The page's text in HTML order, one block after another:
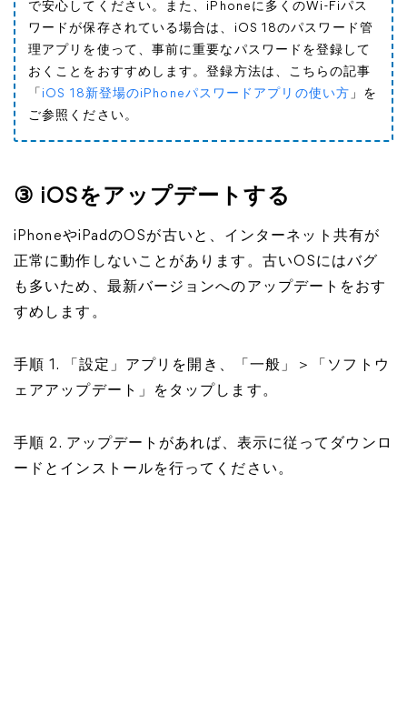
で安心してください。また、iPhoneに多くのWi-Fiパス
ワードが保存されている場合は、iOS 18のパスワード管
理アプリを使って、事前に重要なパスワードを登録して
おくことをおすすめします。登録方法は、こちらの記事
「 iOS 18新登場のiPhoneパスワードアプリの使い方」を
ご参照ください。
③ iOSをアップデートする
iPhoneやiPadのOSが古いと、インターネット共有が
正常に動作しないことがあります。古いOSにはバグ
も多いため、最新バージョンへのアップデートをおす
すめします。
手順 1. 「設定」アプリを開き、「一般」＞「ソフトウ
ェアアップデート」をタップします。
手順 2. アップデートがあれば、表示に従ってダウンロ
ードとインストールを行ってください。